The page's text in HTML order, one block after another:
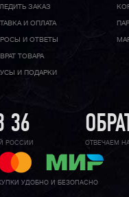
ЗАКАЗ
И ОПЛАТА
И ОТВЕТЫ
ТОВАРА
И ПОДАРКИ
36
РОССИИ ОТВЕЧАЕМ
УДОБНО И БЕЗОПАСНО